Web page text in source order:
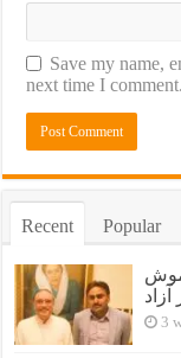
Save my name,
next time I comment.
Recent Popular
آزاد
3